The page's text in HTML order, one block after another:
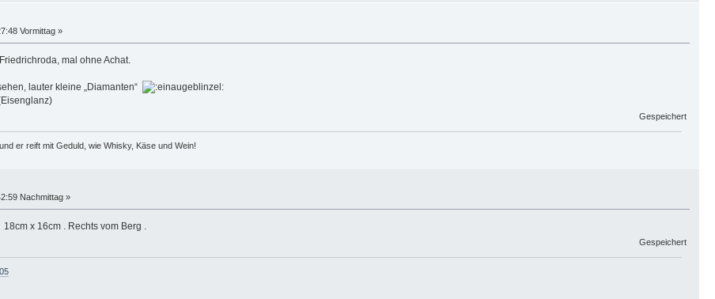
Vormittag »
mal ohne Achat.
lauter kleine „Diamanten“
Gespeichert
er reift mit Geduld, wie Whisky, Käse und Wein!
Nachmittag »
x 16cm . Rechts vom Berg .
Gespeichert